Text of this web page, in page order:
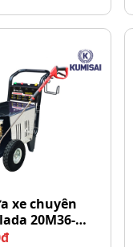
xe chuyên
20M36-